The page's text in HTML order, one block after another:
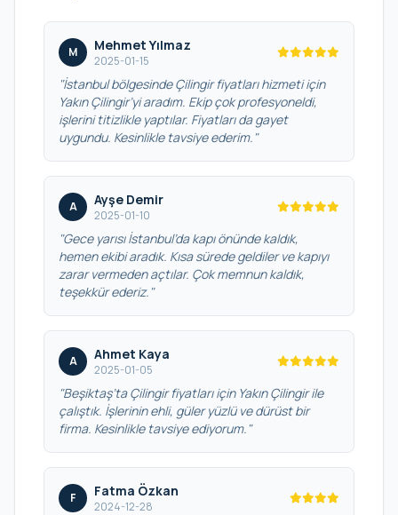
M Mehmet Yılmaz
2025-01-15
"İstanbul bölgesinde Çilingir fiyatları hizmeti için
Yakın Çilingir’yi aradım. Ekip çok profesyoneldi,
işlerini titizlikle yaptılar. Fiyatları da gayet
uygundu. Kesinlikle tavsiye ederim."
A Ayşe Demir
2025-01-10
"Gece yarısı İstanbul’da kapı önünde kaldık,
hemen ekibi aradık. Kısa sürede geldiler ve kapıyı
zarar vermeden açtılar. Çok memnun kaldık,
teşekkür ederiz."
A Ahmet Kaya
2025-01-05
"Beşiktaş’ta Çilingir fiyatları için Yakın Çilingir ile
çalıştık. İşlerinin ehli, güler yüzlü ve dürüst bir
firma. Kesinlikle tavsiye ediyorum."
F Fatma Özkan
2024-12-28